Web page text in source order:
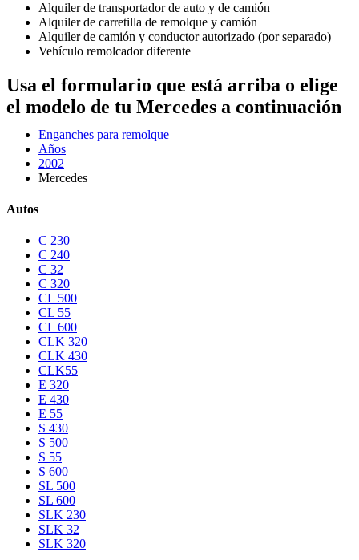
Alquiler de transportador de auto y de camión
Alquiler de carretilla de remolque y camión
Alquiler de camión y conductor autorizado (por separado)
Vehículo remolcador diferente
Usa el formulario que está arriba o elige
el modelo de tu Mercedes a continuación
Enganches para remolque
Años
2002
Mercedes
Autos
C 230
C 240
C 32
C 320
CL 500
CL 55
CL 600
CLK 320
CLK 430
CLK55
E 320
E 430
E 55
S 430
S 500
S 55
S 600
SL 500
SL 600
SLK 230
SLK 32
SLK 320